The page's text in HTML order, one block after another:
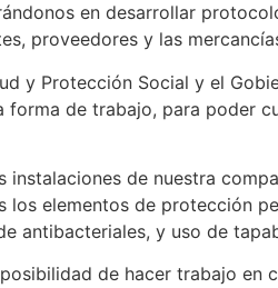
en desarrollar
proveedores y las
y Protección Social y el
de trabajo, para poder
de nuestra
elementos de protección
antibacteriales, y uso de
de hacer trabajo